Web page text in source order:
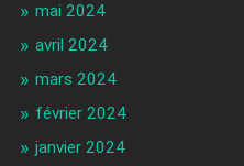
mai 2024
avril 2024
mars 2024
février 2024
janvier 2024